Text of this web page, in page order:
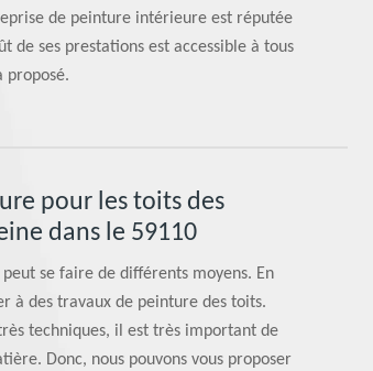
de peinture intérieure est réputée
de ses prestations est accessible à tous
proposé.
pour les toits des
dans le 59110
se faire de différents moyens. En
à des travaux de peinture des toits.
techniques, il est très important de
Donc, nous pouvons vous proposer